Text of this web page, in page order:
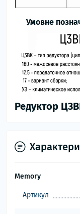
Умовне
Редуктор
Memory
Артикул